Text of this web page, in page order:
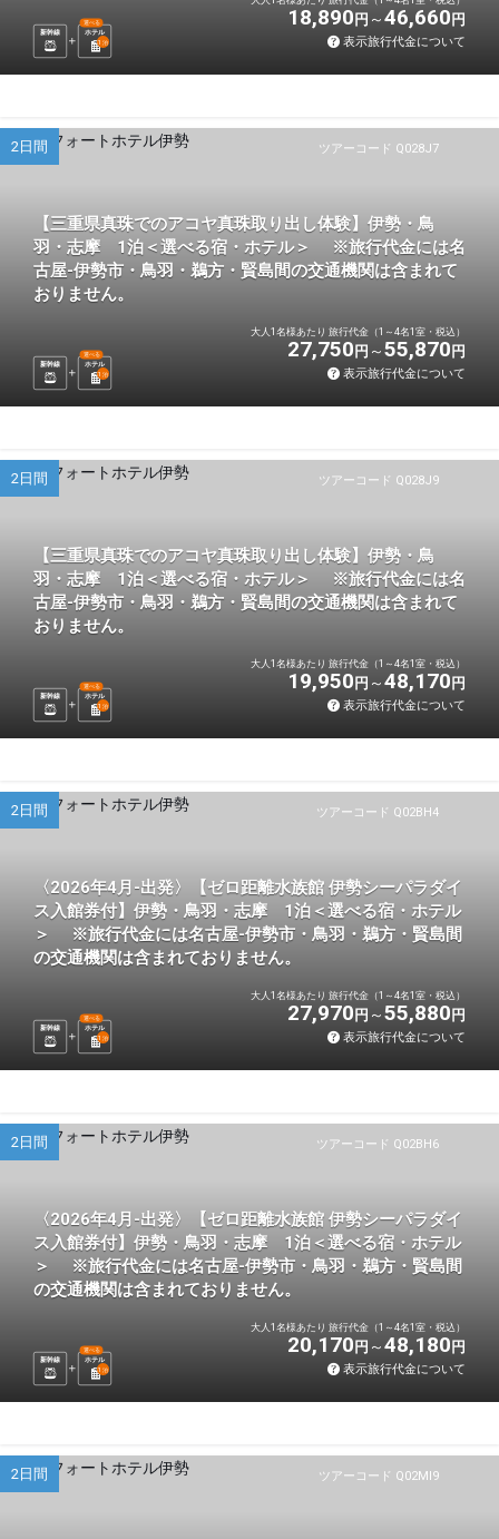
新幹線 ホテル
選べる
1 泊
18,890 円 46,660 円
表示旅行代金について
ツアーコード Q028J7
2日間
【三重県真珠でのアコヤ真珠取り出し体験】伊勢・鳥
羽・志摩 1泊＜選べる宿・ホテル＞ ※旅行代金には名
古屋-伊勢市・鳥羽・鵜方・賢島間の交通機関は含まれて
おりません。
新幹線 ホテル
選べる
1 泊
大人1名様あたり 旅行代金（1～4名1室・税込）
27,750 円 55,870 円
表示旅行代金について
ツアーコード Q028J9
2日間
【三重県真珠でのアコヤ真珠取り出し体験】伊勢・鳥
羽・志摩 1泊＜選べる宿・ホテル＞ ※旅行代金には名
古屋-伊勢市・鳥羽・鵜方・賢島間の交通機関は含まれて
おりません。
新幹線 ホテル
選べる
1 泊
大人1名様あたり 旅行代金（1～4名1室・税込）
19,950 円 48,170 円
表示旅行代金について
ツアーコード Q02BH4
2日間
〈2026年4月-出発〉【ゼロ距離水族館 伊勢シーパラダイ
ス入館券付】伊勢・鳥羽・志摩 1泊＜選べる宿・ホテル
＞ ※旅行代金には名古屋-伊勢市・鳥羽・鵜方・賢島間
の交通機関は含まれておりません。
新幹線 ホテル
選べる
1 泊
大人1名様あたり 旅行代金（1～4名1室・税込）
27,970 円 55,880 円
表示旅行代金について
ツアーコード Q02BH6
2日間
〈2026年4月-出発〉【ゼロ距離水族館 伊勢シーパラダイ
ス入館券付】伊勢・鳥羽・志摩 1泊＜選べる宿・ホテル
＞ ※旅行代金には名古屋-伊勢市・鳥羽・鵜方・賢島間
の交通機関は含まれておりません。
新幹線 ホテル
選べる
1 泊
大人1名様あたり 旅行代金（1～4名1室・税込）
20,170 円 48,180 円
表示旅行代金について
ツアーコード Q02MI9
2日間